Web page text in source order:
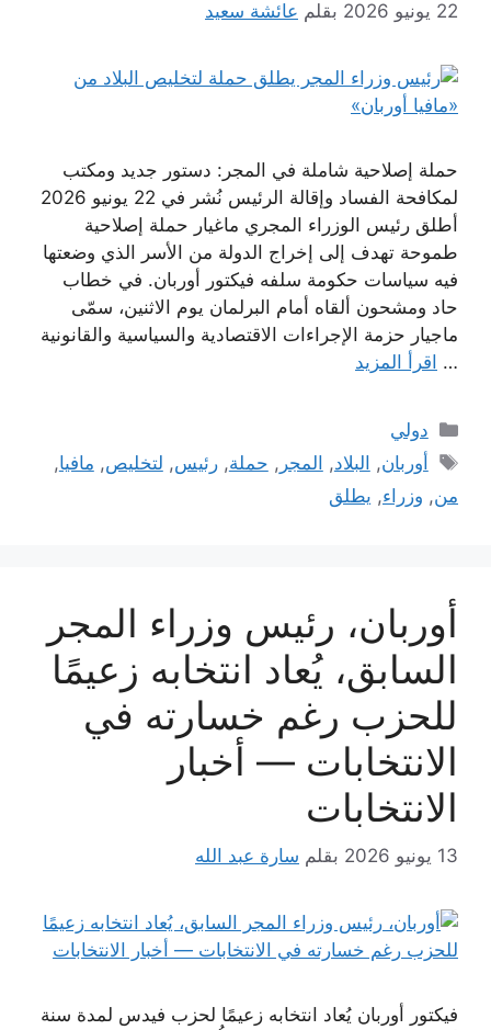
22 يونيو 2026 بقلم عائشة سعيد
حملة إصلاحية شاملة في المجر: دستور جديد ومكتب
لمكافحة الفساد وإقالة الرئيس نُشر في 22 يونيو 2026
أطلق رئيس الوزراء المجري ماغيار حملة إصلاحية
طموحة تهدف إلى إخراج الدولة من الأسر الذي وضعتها
فيه سياسات حكومة سلفه فيكتور أوربان. في خطاب
حاد ومشحون ألقاه أمام البرلمان يوم الاثنين، سمّى
ماجيار حزمة الإجراءات الاقتصادية والسياسية والقانونية
… اقرأ المزيد
التصنيفات
دولي
الوسوم
أوربان, البلاد, المجر , حملة,رئيس, لتخليص, مافيا,
من, وزراء, يطلق
أوربان، رئيس وزراء المجر
السابق، يُعاد انتخابه زعيمًا
للحزب رغم خسارته في
الانتخابات — أخبار
الانتخابات
13 يونيو 2026 بقلم سارة عبد الله
فيكتور أوربان يُعاد انتخابه زعيمًا لحزب فيدس لمدة سنة